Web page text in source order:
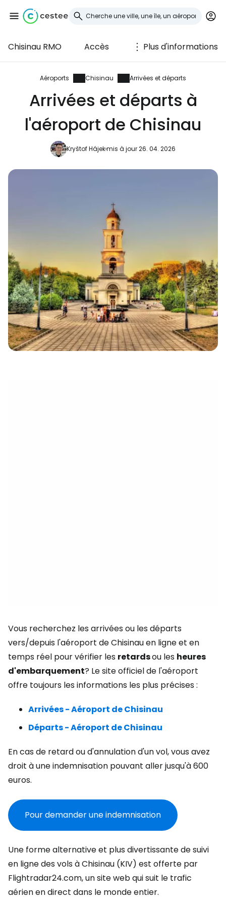
Chisinau RMO Accès Plus d'informations
Aéroports Chisinau Arrivées et départs
Arrivées et départs à
l'aéroport de Chisinau
Kryštof Hájekmis à jour 26. 04. 2026
Vous recherchez les arrivées ou les départs
vers/depuis l'aéroport de Chisinau en ligne et en
temps réel pour vérifier les retardsou les heures
d'embarquement? Le site officiel de l'aéroport
offre toujours les informations les plus précises :
Arrivées - Aéroport de Chisinau
Départs - Aéroport de Chisinau
En cas de retard ou d'annulation d'un vol, vous avez
droit à une indemnisation pouvant aller jusqu'à 600
euros.
Pour demander une indemnisation
Une forme alternative et plus divertissante de suivi
en ligne des vols à Chisinau (KIV) est offerte par
Flightradar24.com, un site web qui suit le trafic
aérien en direct dans le monde entier.
Se connecter à
Cestee
... la communauté mondiale des voyageurs
Poursuivre avec le courrier
électronique